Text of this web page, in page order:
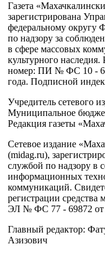
Газета
зарегистрирована
федеральному округу
по надзору за
в сфере массовых
культурного
номер: ПИ № ФС 10 -
года. Подписной
Учредитель сетевого
Муниципальное
Редакция газеты
Сетевое издание
(midag.ru),
службой по надзору в
информационных
коммуникаций.
регистрации
ЭЛ № ФС 77 - 69872 от
Главный редактор:
Азизович